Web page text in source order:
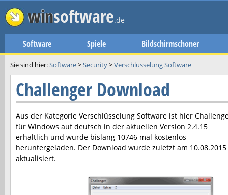
winsoftware.de
Software Spiele Bildschirmschoner
Sie sind hier:Software>Security>Verschlüsselung Software
Challenger Download
Aus der Kategorie Verschlüsselung Software ist hier
für Windows auf deutsch in der aktuellen Version 2.4.15
erhältlich und wurde bislang 10746 mal kostenlos
heruntergeladen. Der Download wurde zuletzt am 10.08.2015
aktualisiert.